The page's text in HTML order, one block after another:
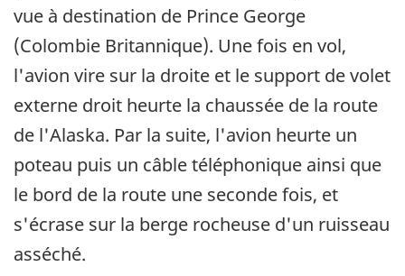
vue à destination de Prince George
(Colombie Britannique). Une fois en vol,
l'avion vire sur la droite et le support de volet
externe droit heurte la chaussée de la route
de l'Alaska. Par la suite, l'avion heurte un
poteau puis un câble téléphonique ainsi que
le bord de la route une seconde fois, et
s'écrase sur la berge rocheuse d'un ruisseau
asséché.